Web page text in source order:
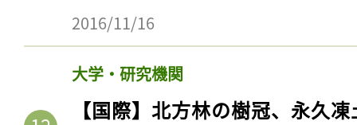
2016/11/16
大学・研究機関
【国際】北方林の樹冠、永久